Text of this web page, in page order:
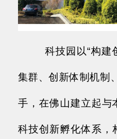
科技园以“构建
集群、创新体制机制
手，在佛山建立起与
科技创新孵化体系，